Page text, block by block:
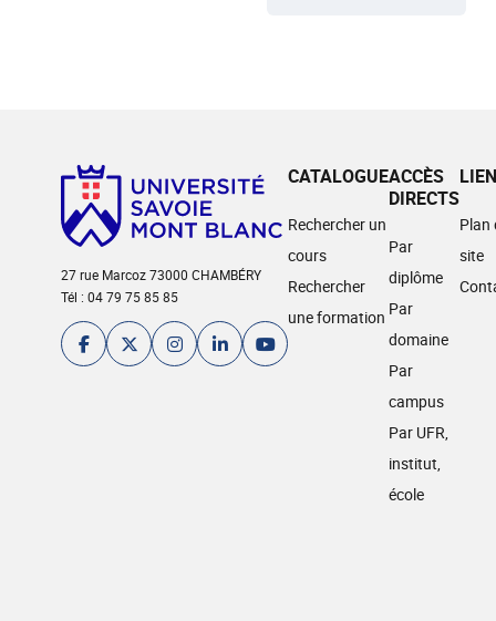
27 rue Marcoz 73000 CHAMBÉRY
Tél : 04 79 75 85 85
CATALOGUE
Rechercher un
cours
Rechercher
une formation
ACCÈS
DIRECTS
Par
diplôme
Par
domaine
Par
campus
Par UFR,
institut,
école
Plan
site